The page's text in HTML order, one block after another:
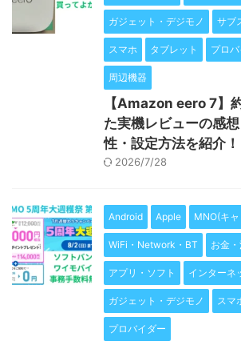
ガジェット・デジモノ サブ
スマホ タブレット プロ
周辺機器
【Amazon eero 7】
た実機レビューの感
性・設定方法を紹介！
2026/7/28
Android Apple MNO(キ
WiFi・Network・BT お金
アプリ・ソフト インターネ
ガジェット・デジモノ スマ
プロバイダー